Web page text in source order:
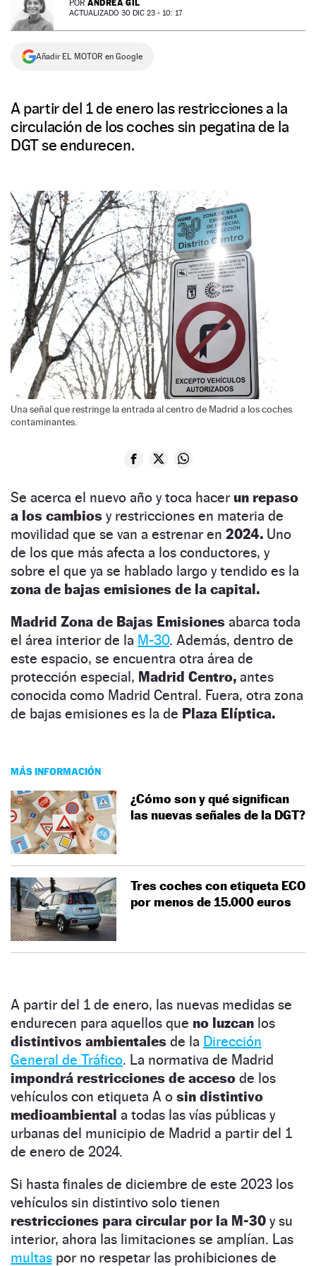
NEWSLETTER
SÍGUENOS
POR ANDREA GIL
ACTUALIZADO 30 DIC 23 - 10: 17
Añadir EL MOTOR en Google
A partir del 1 de enero las restricciones a la
circulación de los coches sin pegatina de la
DGT se endurecen.
Una señal que restringe la entrada al centro de Madrid a los coches
contaminantes.
Se acerca el nuevo año y toca hacer un repaso
a los cambios y restricciones en materia de
movilidad que se van a estrenar en 2024. Uno
de los que más afecta a los conductores, y
sobre el que ya se hablado largo y tendido es la
zona de bajas emisiones de la capital.
Madrid Zona de Bajas Emisiones abarca toda
el área interior de la M-30. Además, dentro de
este espacio, se encuentra otra área de
protección especial, Madrid Centro, antes
conocida como Madrid Central. Fuera, otra zona
de bajas emisiones es la de Plaza Elíptica.
MÁS INFORMACIÓN
¿Cómo son y qué significan
las nuevas señales de la DGT?
Tres coches con etiqueta ECO
por menos de 15.000 euros
A partir del 1 de enero, las nuevas medidas se
endurecen para aquellos que no luzcan los
distintivos ambientales de la Dirección
General de Tráfico. La normativa de Madrid
impondrá restricciones de acceso de los
vehículos con etiqueta A o sin distintivo
medioambiental a todas las vías públicas y
urbanas del municipio de Madrid a partir del 1
de enero de 2024.
Si hasta finales de diciembre de este 2023 los
vehículos sin distintivo solo tienen
restricciones para circular por la M-30 y su
interior, ahora las limitaciones se amplían. Las
multas por no respetar las prohibiciones de